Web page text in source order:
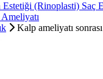
Estetiği (Rinoplasti) Saç
Kalp ameliyatı